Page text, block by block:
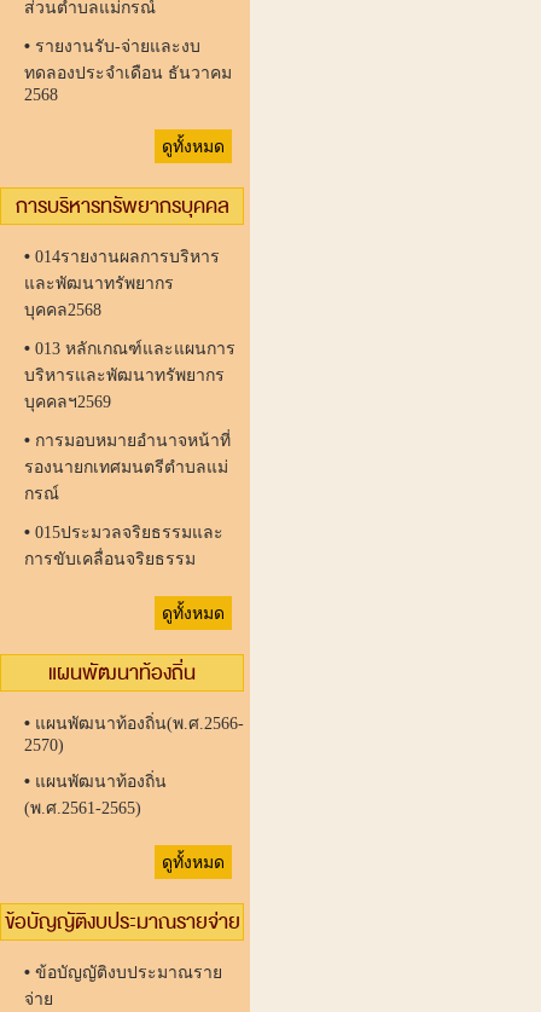
ส่วนตำบลแม่กรณ์
• รายงานรับ-จ่ายและงบ
ทดลองประจำเดือน ธันวาคม
2568
ดูทั้งหมด
การบริหารทรัพยากรบุคคล
• 014รายงานผลการบริหาร
และพัฒนาทรัพยากร
บุคคล2568
• 013 หลักเกณฑ์และแผนการ
บริหารและพัฒนาทรัพยากร
บุคคลฯ2569
• การมอบหมายอำนาจหน้าที่
รองนายกเทศมนตรีตำบลแม่
กรณ์
• 015ประมวลจริยธรรมและ
การขับเคลื่อนจริยธรรม
ดูทั้งหมด
แผนพัฒนาท้องถิ่น
• แผนพัฒนาท้องถิ่น(พ.ศ.2566-
2570)
• แผนพัฒนาท้องถิ่น
(พ.ศ.2561-2565)
ดูทั้งหมด
ข้อบัญญัติงบประมาณรายจ่าย
• ข้อบัญญัติงบประมาณราย
จ่าย